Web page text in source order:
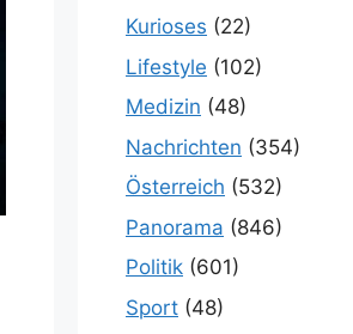
Kurioses (22)
Lifestyle (102)
Medizin (48)
Nachrichten (354)
Österreich (532)
Panorama (846)
Politik (601)
Sport (48)